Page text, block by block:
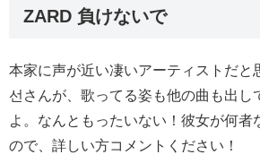
ZARD 負けないで
本家に声が近い凄いアーティストだと
선さんが、歌ってる姿も他の曲も出し
よ。なんともったいない！彼女が何者
ので、詳しい方コメントください！